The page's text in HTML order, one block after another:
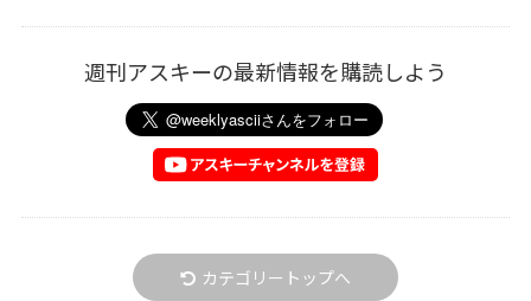
週刊アスキーの最新情報を購読しよう
カテゴリートップへ